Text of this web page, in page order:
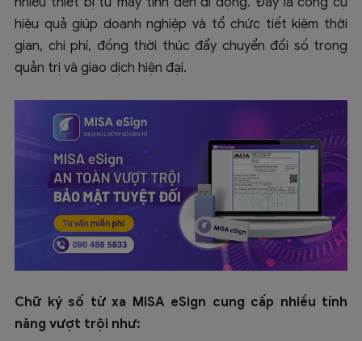
hiệu quả giúp doanh nghiệp và tổ chức tiết kiệm thời
gian, chi phí, đồng thời thúc đẩy chuyển đổi số trong
quản trị và giao dịch hiện đại.
Chữ ký số từ xa MISA eSign cung cấp nhiều tính
năng vượt trội như: